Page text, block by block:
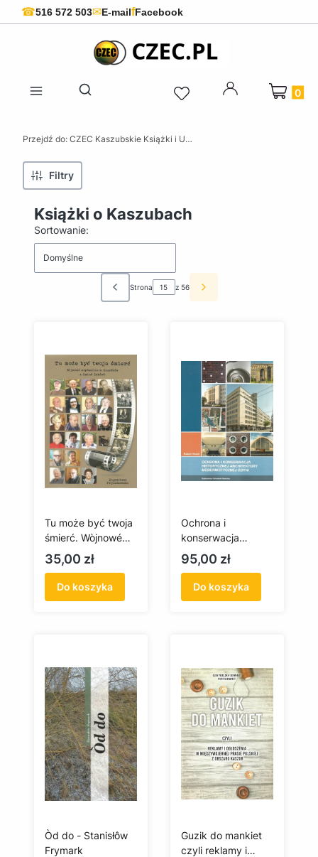
☎516 572 503✉E-mailfFacebook
Otwórz wyszukiwarkę
Produkty
Przejdź do: CZEC Kaszubskie Książki i Upominki - Pamiątki z Kaszub
Filtry
Książki o Kaszubach
Lista produktów
Sortowanie:
Domyślne
Poprzednie produkty
Strona z 56 Następne produkty
Tu może być twoja
śmierć. Wòjnowé
wspòmnienia
Kaszëbów z Gminë
Żukòwò
Cena
35,00 zł
Do koszyka
Ochrona i
konserwacja
historycznej
architektury
modernistycznej
Gdyni
Cena
95,00 zł
Do koszyka
Òd do - Stanisłôw
Frymark
Guzik do mankiet
czyli reklamy i